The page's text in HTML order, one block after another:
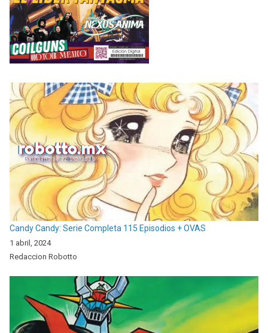
Candy Candy: Serie Completa 115 Episodios + OVAS
1 abril, 2024
Redaccion Robotto